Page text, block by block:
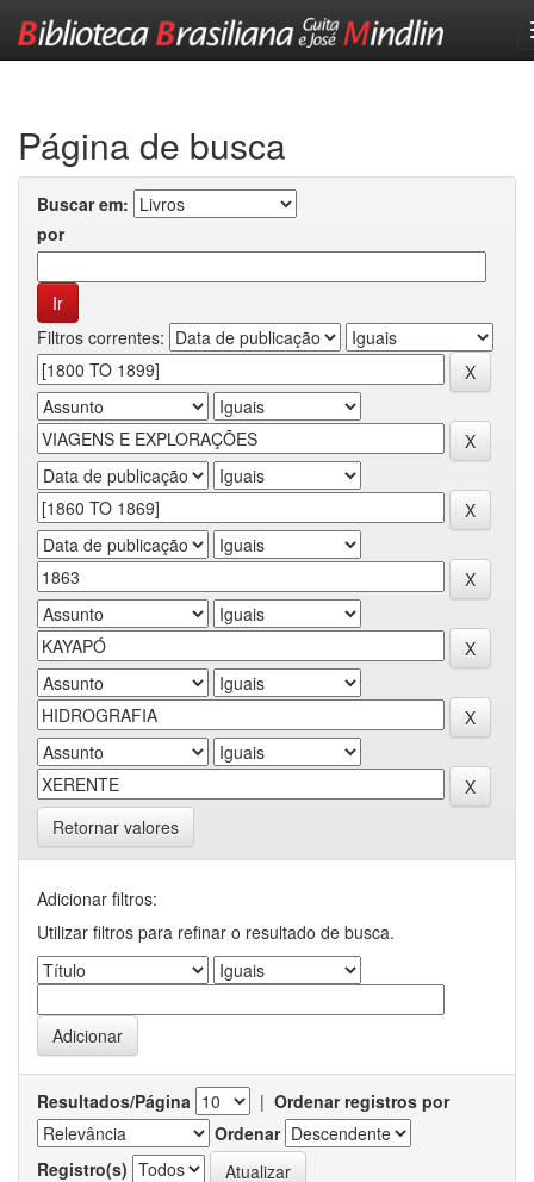
Página de busca
Buscar em:
por
Filtros correntes:
Retornar valores
Adicionar filtros:
Utilizar filtros para refinar o resultado de busca.
Resultados/Página | Ordenar registros por
Ordenar
Registro(s)